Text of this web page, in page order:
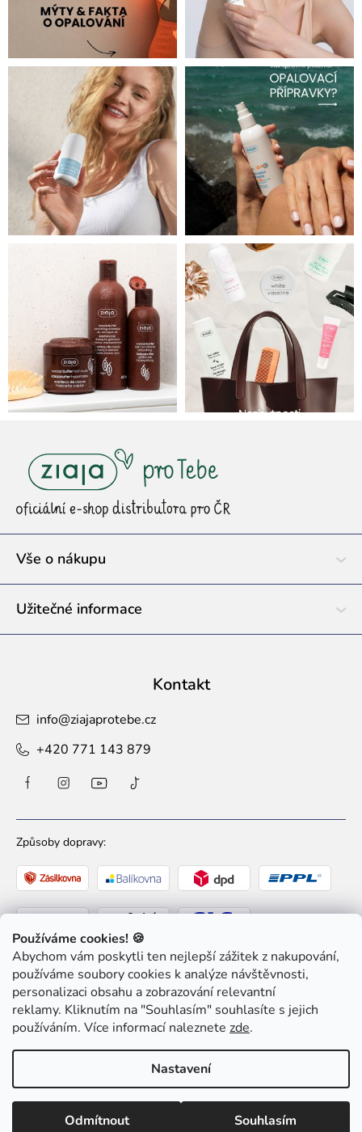
Používáme cookies! 🍪
Abychom vám poskytli ten nejlepší zážitek z nakupování,
používáme soubory cookies k analýze návštěvnosti,
personalizaci obsahu a zobrazování relevantní
reklamy. Kliknutím na "Souhlasím" souhlasíte s jejich
používáním. Více informací naleznete zde.
Nastavení
Odmítnout Souhlasím
t
Vše o nákupu
Užitečné informace
Kontakt
info@ziajaprotebe.cz
+420 771 143 879
Způsoby dopravy:
Způsoby platby:
| mime digital
Ziaja pro Tebe
vyhrazena.Upravit nastavení cookies